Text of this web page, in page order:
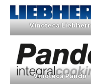
Vinoteca Liebherr
Vinoteca Pando